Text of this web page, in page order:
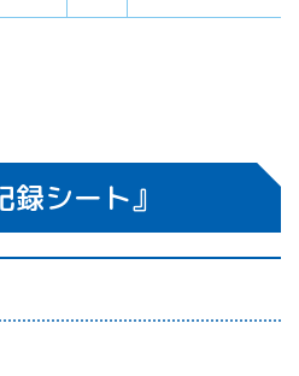
録シート』